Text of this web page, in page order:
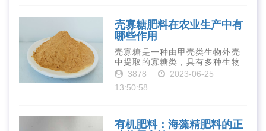
壳寡糖肥料在农业生产中有
哪些作用
壳寡糖是一种由甲壳类生物外壳
中提取的寡糖类，具有多种生物
活性和营养价值。在农业生产
是作为一种新型的有机肥料，壳
3878
2023-06-25
13:50:58
有机肥料：海藻精肥料的正